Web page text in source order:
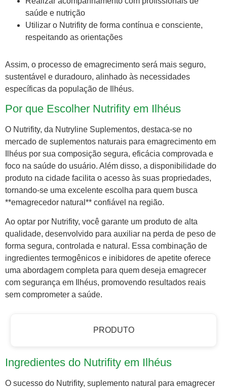
saúde e nutrição
Utilizar o Nutrifity de forma contínua e consciente,
respeitando as orientações
Assim, o processo de emagrecimento será mais seguro,
sustentável e duradouro, alinhado às necessidades
específicas da população de Ilhéus.
Por que Escolher Nutrifity em Ilhéus
O Nutrifity, da Nutryline Suplementos, destaca-se no
mercado de suplementos naturais para emagrecimento em
Ilhéus por sua composição segura, eficácia comprovada e
foco na saúde do usuário. Além disso, a disponibilidade do
produto na cidade facilita o acesso às suas propriedades,
tornando-se uma excelente escolha para quem busca
**emagrecedor natural** confiável na região.
Ao optar por Nutrifity, você garante um produto de alta
qualidade, desenvolvido para auxiliar na perda de peso de
forma segura, controlada e natural. Essa combinação de
ingredientes termogênicos e inibidores de apetite oferece
uma abordagem completa para quem deseja emagrecer
com segurança em Ilhéus, promovendo resultados reais
sem comprometer a saúde.
PRODUTO
Ingredientes do Nutrifity em Ilhéus
O sucesso do Nutrifity, suplemento natural para emagrecer